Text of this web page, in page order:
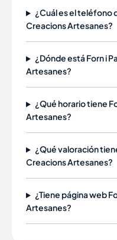
¿Cuál es el teléfono
Creacions Artesanes?
¿Dónde está Forn i
Artesanes?
¿Qué horario tiene
Artesanes?
¿Qué valoración
Creacions Artesanes?
¿Tiene página web
Artesanes?